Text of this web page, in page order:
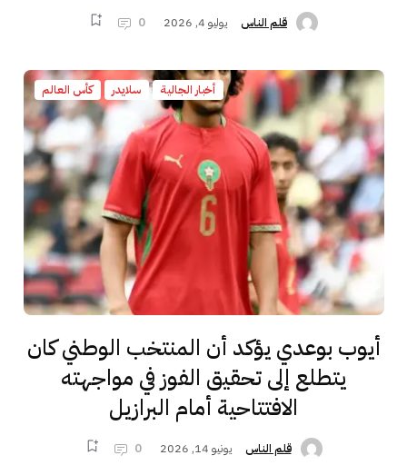
قلم الناس يوليو 4, 2026 0
أخبار الجالية سلايدر كأس العالم
أيوب بوعدي يؤكد أن المنتخب الوطني كان
يتطلع إلى تحقيق الفوز في مواجهته
الافتتاحية أمام البرازيل
قلم الناس يونيو 14, 2026 0